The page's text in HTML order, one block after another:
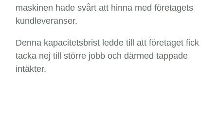
maskinen hade svårt att hinna med företagets
kundleveranser.
Denna kapacitetsbrist ledde till att företaget fick
tacka nej till större jobb och därmed tappade
intäkter.